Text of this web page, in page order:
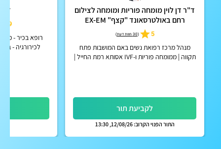
ד"ר דן לוין מומחה פוריות ומומחה לצילום
רחם באולטרסאונד "קצף" EX-EM
5
(30 חוות דעת )
מנהל מרכז רפואת נשים באם המושבות פתח
תקווה | ממומחה פוריות ו-IVF אסותא רמת החייל |
לקביעת תור
התור הפנוי הקרוב: 12/08/26, 13:30
4.9
לכירורגיה -